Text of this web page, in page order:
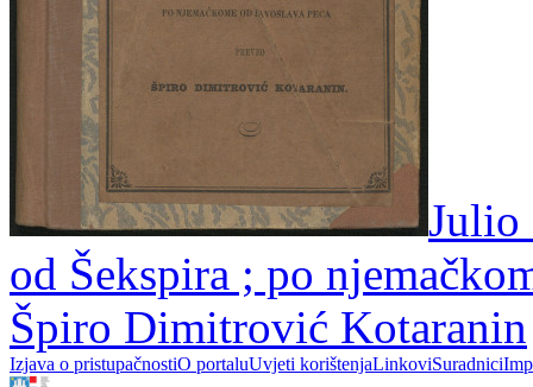
Julio
od Šekspira ; po
Špiro Dimitrović Kotaranin
Izjava o pristupačnostiO portaluUvjeti korištenjaLinkoviSuradnici